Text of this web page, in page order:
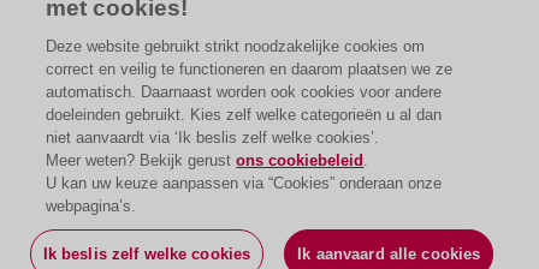
met cookies!
Deze website gebruikt strikt noodzakelijke cookies om
correct en veilig te functioneren en daarom plaatsen we ze
automatisch. Daarnaast worden ook cookies voor andere
doeleinden gebruikt. Kies zelf welke categorieën u al dan
niet aanvaardt via ‘Ik beslis zelf welke cookies’.
Meer weten? Bekijk gerustons cookiebeleid .
U kan uw keuze aanpassen via “Cookies” onderaan onze
webpagina’s.
Ik beslis zelf welke cookies Ik aanvaard alle cookies